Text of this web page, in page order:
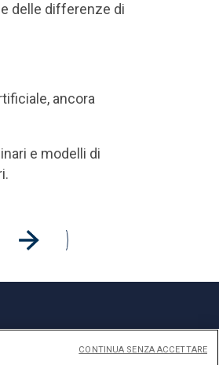
delle differenze di
ancora
e modelli di
CONTINUA SENZA ACCETTARE